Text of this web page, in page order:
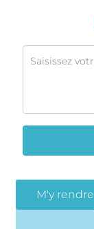
M'y rendre